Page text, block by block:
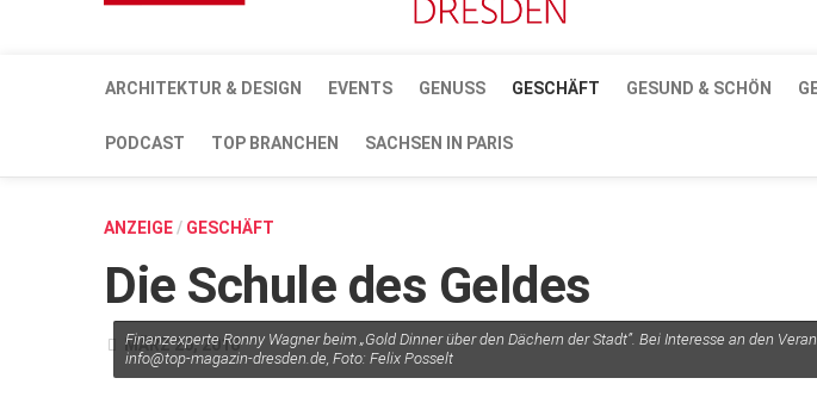
ARCHITEKTUR & DESIGN EVENTS GENUSS GESCHÄFT GESUND & SCHÖN
PODCAST TOP BRANCHEN SACHSEN IN PARIS
ANZEIGE / GESCHÄFT
Die Schule des Geldes
MÄRZ 20, 2018
Finanzexperte Ronny Wagner beim „Gold Dinner über den Dächern der Stadt”. Bei Interesse an den
info@top-magazin-dresden.de, Foto: Felix Posselt